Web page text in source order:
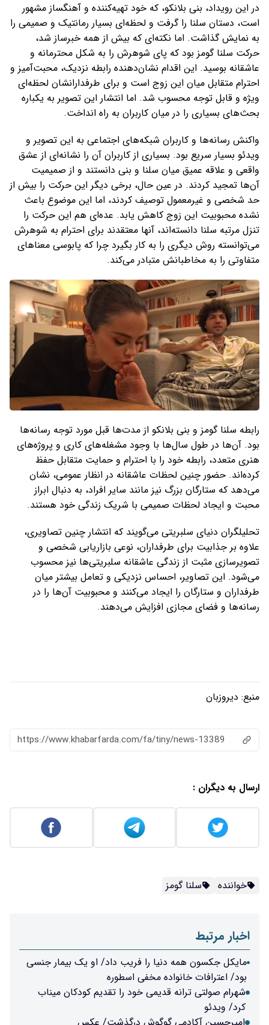
در این رویداد، بنی بلانکو، که خود تهیه‌کننده و آهنگساز مشهور
است، دستان سلنا را گرفت و لحظه‌ای بسیار رمانتیک و صمیمی را
به نمایش گذاشت. اما نکته‌ای که بیش از همه خبرساز شد،
حرکت سلنا گومز بود که پای شوهرش را به شکل محترمانه و
عاشقانه بوسید. این اقدام نشان‌دهنده رابطه نزدیک، محبت‌آمیز و
احترام متقابل میان این زوج است و برای طرفدارانشان لحظه‌ای
ویژه و قابل توجه محسوب شد. اما انتشار این تصویر به یکباره
بحث‌های بسیاری را در میان کاربران به راه انداخت.
واکنش رسانه‌ها و کاربران شبکه‌های اجتماعی به این تصویر و
ویدئو بسیار سریع بود. بسیاری از کاربران آن را نشانه‌ای از عشق
واقعی و علاقه عمیق میان سلنا و بنی دانستند و از صمیمیت
آن‌ها تمجید کردند. در عین حال، برخی دیگر این حرکت را بیش از
حد شخصی و غیرمعمول توصیف کردند، اما این موضوع باعث
نشده محبوبیت این زوج کاهش یابد. عده‌ای هم این حرکت را
تنزل مرتبه سلنا دانسته‌اند، آنها معتقدند برای احترام به شوهرش
می‌توانسته روش دیگری را به کار بگیرد چرا که پابوسی معناهای
متفاوتی را به مخاطبانش متبادر می‌کند.
رابطه سلنا گومز و بنی بلانکو از مدت‌ها قبل مورد توجه رسانه‌ها
بود. آن‌ها در طول سال‌ها با وجود مشغله‌های کاری و پروژه‌های
هنری متعدد، رابطه خود را با احترام و حمایت متقابل حفظ
کرده‌اند. حضور چنین لحظات عاشقانه در انظار عمومی، نشان
می‌دهد که ستارگان بزرگ نیز مانند سایر افراد، به دنبال ابراز
محبت و ایجاد لحظات صمیمی با شریک زندگی خود هستند.
تحلیلگران دنیای سلبریتی می‌گویند که انتشار چنین تصاویری،
علاوه بر جذابیت برای طرفداران، نوعی بازاریابی شخصی و
تصویرسازی مثبت از زندگی عاشقانه سلبریتی‌ها نیز محسوب
می‌شود. این تصاویر، احساس نزدیکی و تعامل بیشتر میان
طرفداران و ستارگان را ایجاد می‌کنند و محبوبیت آن‌ها را در
رسانه‌ها و فضای مجازی افزایش می‌دهند.
منبع: دیروزبان
https://www.khabarfarda.com/fa/tiny/news-13389
ارسال به دیگران :
خواننده سلنا گومز
اخبار مرتبط
مایکل جکسون همه دنیا را فریب داد/ او یک بیمار جنسی
بود/ اعترافات خانواده مخفی اسطوره
شهرام صولتی ترانه قدیمی خود را تقدیم کودکان میناب
کرد/ ویدئو